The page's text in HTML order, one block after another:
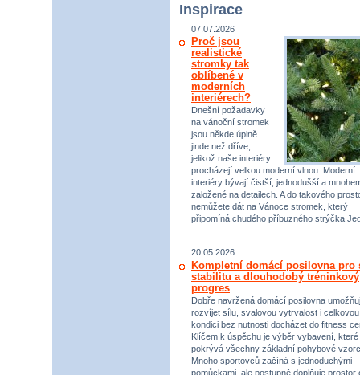
Inspirace
07.07.2026
Proč jsou
realistické
stromky tak
oblíbené v
moderních
interiérech?
Dnešní požadavky
na vánoční stromek
jsou někde úplně
jinde než dříve,
jelikož naše interiéry
procházejí velkou moderní vlnou. Moderní
interiéry bývají čistší, jednodušší a
založené na detailech. A do takového
nemůžete dát na Vánoce stromek, který
připomíná chudého příbuzného strýčka
20.05.2026
Kompletní domácí posilovna pro
stabilitu a dlouhodobý tréninkový
progres
Dobře navržená domácí posilovna
rozvíjet sílu, svalovou vytrvalost i celkovou
kondici bez nutnosti docházet do fitness
Klíčem k úspěchu je výběr vybavení, které
pokrývá všechny základní pohybové
Mnoho sportovců začíná s jednoduchými
pomůckami, ale postupně doplňuje prostor